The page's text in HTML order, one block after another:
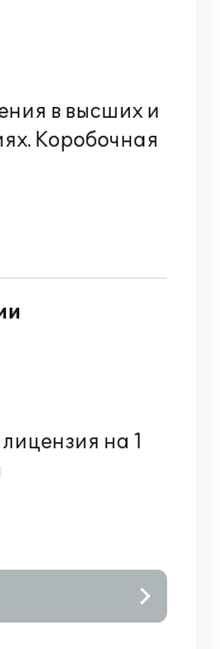
в высших и
Коробочная
на 1